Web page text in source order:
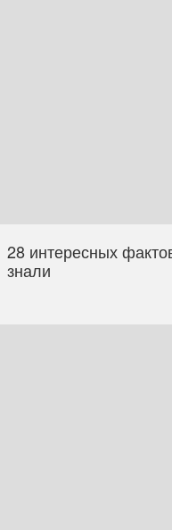
28 интересных
знали